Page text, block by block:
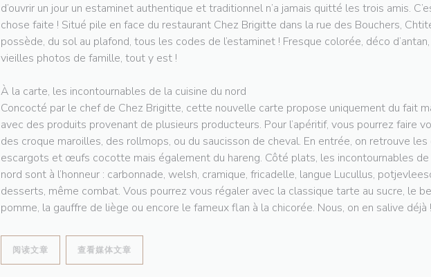
d’ouvrir un jour un estaminet authentique et traditionnel n’a jamais quitté les trois amis.
chose faite ! Situé pile en face du restaurant Chez Brigitte dans la rue des Bouchers,
possède, du sol au plafond, tous les codes de l’estaminet ! Fresque colorée, déco
vieilles photos de famille, tout y est !
À la carte, les incontournables de la cuisine du nord
Concocté par le chef de Chez Brigitte, cette nouvelle carte propose uniquement du fait
avec des produits provenant de plusieurs producteurs. Pour l’apéritif, vous pourrez faire
des croque maroilles, des rollmops, ou du saucisson de cheval. En entrée, on retrouve
escargots et œufs cocotte mais également du hareng. Côté plats, les incontournables de
nord sont à l’honneur : carbonnade, welsh, cramique, fricadelle, langue Lucullus,
desserts, même combat. Vous pourrez vous régaler avec la classique tarte au sucre, le
pomme, la gauffre de liège ou encore le fameux flan à la chicorée. Nous, on en salive déjà !
阅读文章((在新窗口中打开))
查看媒体文章((在新窗口中打开))